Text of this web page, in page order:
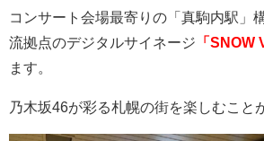
コンサート会場最寄りの「真駒内駅」
流拠点のデジタルサイネージ 「SNOW
ます。
乃木坂46が彩る札幌の街を楽しむこと